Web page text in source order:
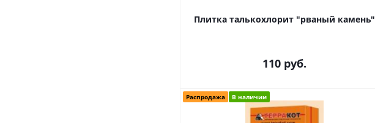
Плитка талькохлорит "рваный камень"
110 руб.
Распродажа В наличии